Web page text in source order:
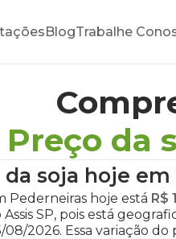
BlogTrabalhe
Preço da
da soja hoje
Pederneiras hoje está R$
SP, pois está
08/2026. Essa variação